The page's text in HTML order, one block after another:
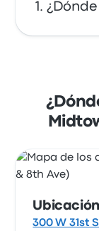
Mira la
de Nueva
Ubicación
300 W 31st